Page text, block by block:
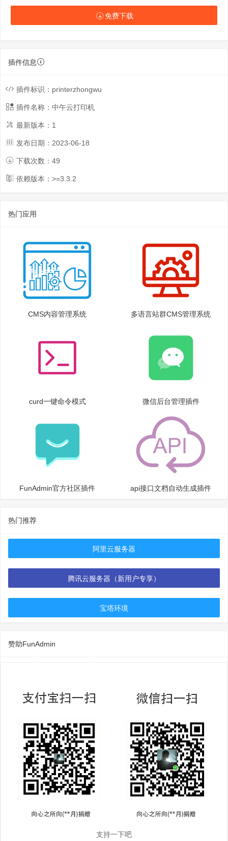
免费下载
插件信息
插件标识： printerzhongwu
插件名称： 中午云打印机
最新版本： 1
发布日期： 2023-06-18
下载次数： 49
依赖版本：>=3.3.2
热门应用
CMS内容管理系统 多语言站群CMS管理系统
curd一键命令模式 微信后台管理插件
FunAdmin官方社区插件 api接口文档自动生成插件
热门推荐
阿里云服务器
腾讯云服务器（新用户专享）
宝塔环境
赞助FunAdmin
支持一下吧